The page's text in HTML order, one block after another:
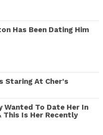
Has Been Dating Him
Staring At Cher's
Wanted To Date Her In
This Is Her Recently